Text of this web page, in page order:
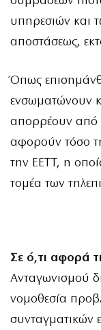
υπηρεσιών και
αποστάσεως,
Όπως
ενσωματώνουν
απορρέουν από
αφορούν τόσο
την ΕΕΤΤ, η
τομέα των
Σε ό,τι αφορά
Ανταγωνισμού
νομοθεσία
συνταγματικών